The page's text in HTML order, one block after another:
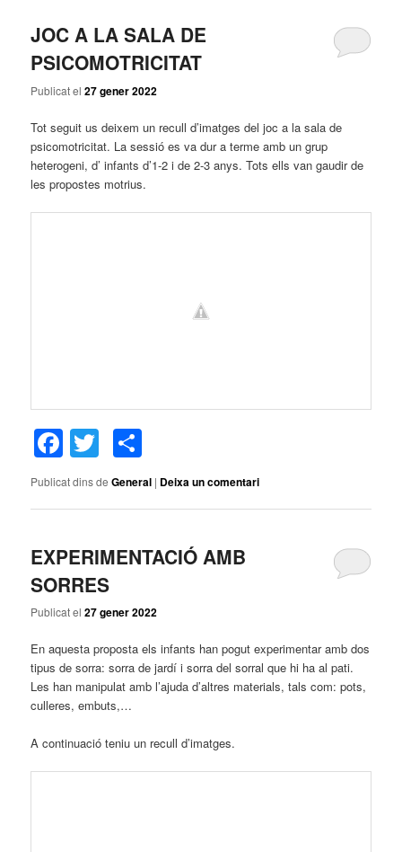
JOC A LA SALA DE
PSICOMOTRICITAT
Publicat el27 gener 2022
Tot seguit us deixem un recull d’imatges del joc a la sala de
psicomotricitat. La sessió es va dur a terme amb un grup
heterogeni, d’ infants d’1-2 i de 2-3 anys. Tots ells van gaudir de
les propostes motrius.
Facebook
Twitter
Publicat dins de General | Deixa un comentari
EXPERIMENTACIÓ AMB
SORRES
Publicat el27 gener 2022
En aquesta proposta els infants han pogut experimentar amb dos
tipus de sorra: sorra de jardí i sorra del sorral que hi ha al pati.
Les han manipulat amb l’ajuda d’altres materials, tals com: pots,
culleres, embuts,…
A continuació teniu un recull d’imatges.